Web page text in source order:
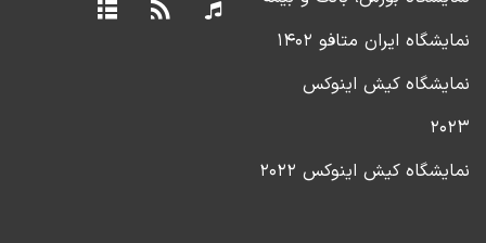
نمایشگاه ایران متافو ۱۴۰۲
نمایشگاه کیش اینوکس
۲۰۲۳
نمایشگاه کیش اینوکس ۲۰۲۲